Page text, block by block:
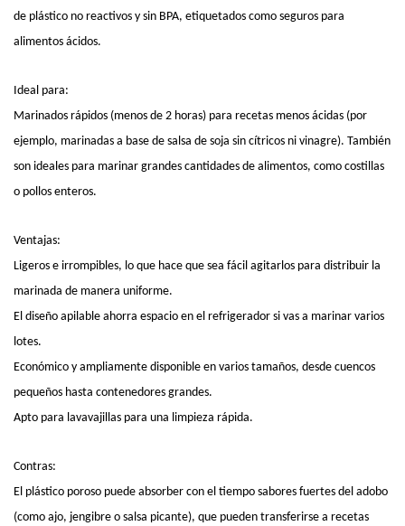
de plástico no reactivos y sin BPA, etiquetados como seguros para
alimentos ácidos.
Ideal para:
Marinados rápidos (menos de 2 horas) para recetas menos ácidas (por
ejemplo, marinadas a base de salsa de soja sin cítricos ni vinagre). También
son ideales para marinar grandes cantidades de alimentos, como costillas
o pollos enteros.
Ventajas:
Ligeros e irrompibles, lo que hace que sea fácil agitarlos para distribuir la
marinada de manera uniforme.
El diseño apilable ahorra espacio en el refrigerador si vas a marinar varios
lotes.
Económico y ampliamente disponible en varios tamaños, desde cuencos
pequeños hasta contenedores grandes.
Apto para lavavajillas para una limpieza rápida.
Contras:
El plástico poroso puede absorber con el tiempo sabores fuertes del adobo
(como ajo, jengibre o salsa picante), que pueden transferirse a recetas